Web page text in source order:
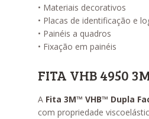
• Materiais decorativos
• Placas de identificação e
• Painéis a quadros
• Fixação em painéis
FITA VHB 4950
A Fita 3M™ VHB™ Dupla
com propriedade